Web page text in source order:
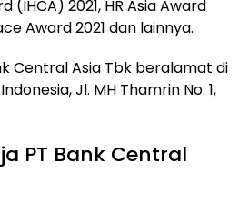
(IHCA) 2021, HR Asia Award
Award 2021 dan lainnya.
Central Asia Tbk beralamat di
Jl. MH Thamrin No. 1,
PT Bank Central